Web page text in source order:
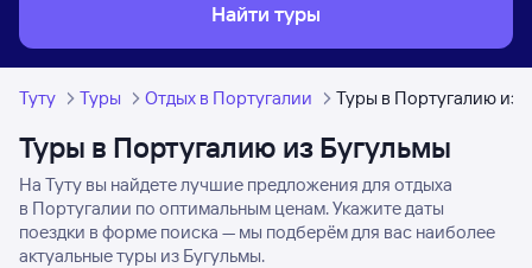
Найти туры
Туту Туры Отдых в Португалии Туры в Португалию из
Туры в Португалию из Бугульмы
На Туту вы найдете лучшие предложения для отдыха
в Португалии по оптимальным ценам. Укажите даты
поездки в форме поиска — мы подберём для вас наиболее
актуальные туры из Бугульмы.